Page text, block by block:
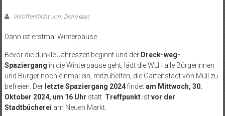
Veröffentlicht von: DeinHaan
Dann ist erstmal Winterpause
Bevor die dunkle Jahreszeit beginnt und der Dreck-weg-
Spaziergang in die Winterpause geht, lädt die WLH alle Bürgerinnen
und Bürger noch einmal ein, mitzuhelfen, die Gartenstadt von Müll zu
befreien. Der letzte Spaziergang 2024findetam Mittwoch, 30.
Oktober 2024, um 16 Uhr statt. Treffpunktistvor der
Stadtbücherei am Neuen Markt.